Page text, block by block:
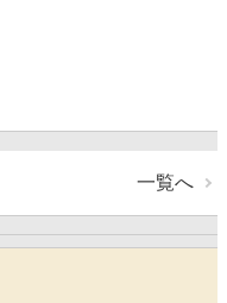
一覧へ